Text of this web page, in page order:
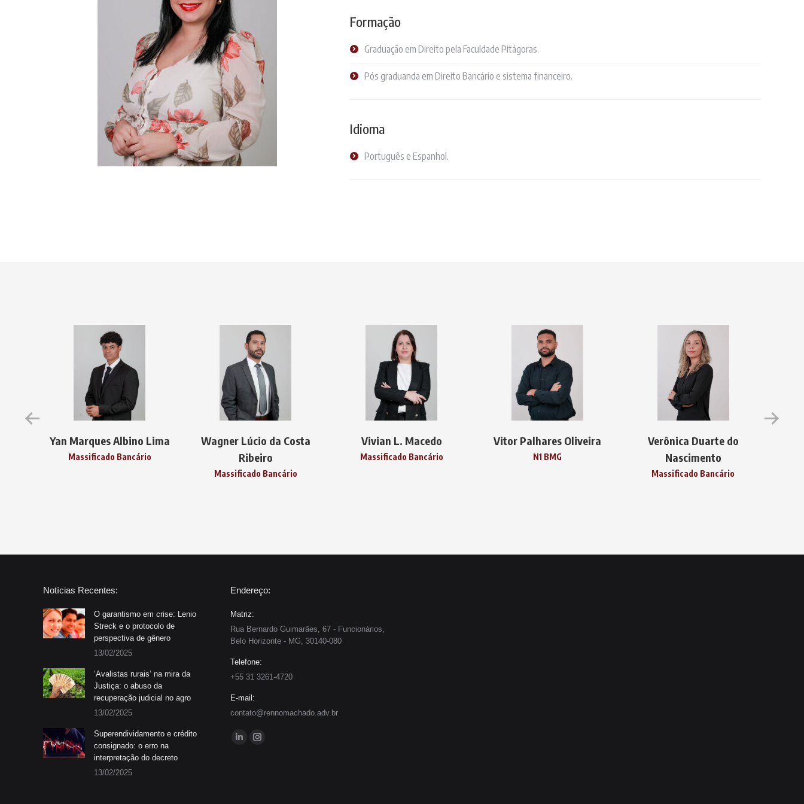
Formação
Graduação em Direito pela Faculdade Pitágoras.
Pós graduanda em Direito Bancário e sistema financeiro.
Idioma
Português e Espanhol.
Yan Marques Albino Lima
Massificado Bancário
Wagner Lúcio da Costa
Ribeiro
Massificado Bancário
Vivian L. Macedo
Massificado Bancário
Vitor Palhares Oliveira
N1 BMG
Verônica Duarte do
Nascimento
Massificado Bancário
Notícias Recentes:
O garantismo em crise: Lenio
Streck e o protocolo de
perspectiva de gênero
13/02/2025
‘Avalistas rurais’ na mira da
Justiça: o abuso da
recuperação judicial no agro
13/02/2025
Superendividamento e crédito
consignado: o erro na
interpretação do decreto
13/02/2025
Endereço:
Matriz:
Rua Bernardo Guimarães, 67 - Funcionários,
Belo Horizonte - MG, 30140-080
Telefone:
+55 31 3261-4720
E-mail:
contato@rennomachado.adv.br
Encontre-nos em:
LinkedinInstagram